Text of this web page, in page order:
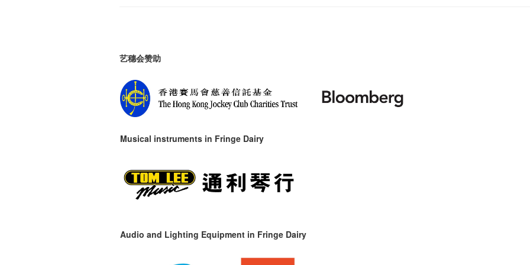
艺穗会赞助
Musical instruments in Fringe Dairy
Audio and Lighting Equipment in Fringe Dairy